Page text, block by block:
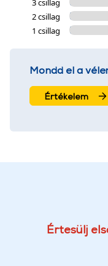
3 csillag
2 csillag
1 csillag
Mondd el a
Értékelem
Értesülj